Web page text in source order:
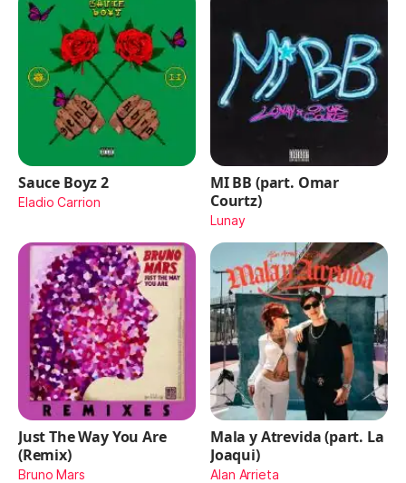
Sauce Boyz 2
Eladio Carrion
MI BB (part. Omar
Courtz)
Lunay
Just The Way You Are
(Remix)
Bruno Mars
Mala y Atrevida (part. La
Joaqui)
Alan Arrieta